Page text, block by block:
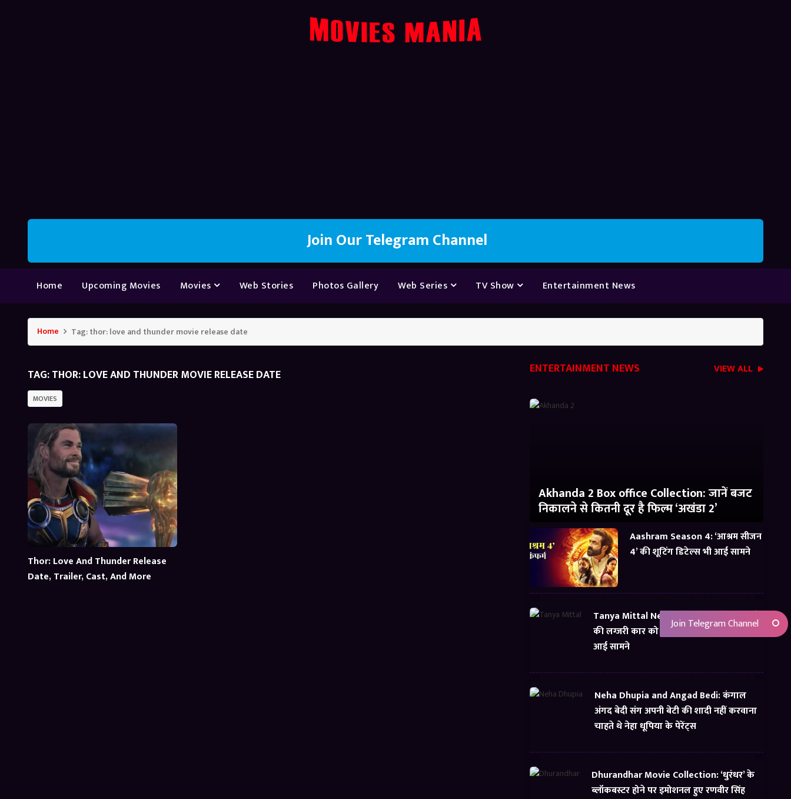
Join Our Telegram Channel
Home Upcoming Movies Movies Web Stories Photos Gallery Web Series TV Show Entertainment News
Home Tag:thor: love and thunder movie release date
TAG:THOR: LOVE AND THUNDER MOVIE RELEASE DATE
MOVIES
Thor: Love And Thunder Release
Date, Trailer, Cast, And More
ENTERTAINMENT NEWS VIEW ALL
Akhanda 2 Box office Collection: जानें बजट
निकालने से कितनी दूर है फिल्म ‘अखंडा 2’
Aashram Season 4: ‘आश्रम सीजन
4’ की शूटिंग डिटेल्स भी आई सामने
Tanya Mittal Net Worth: तान्या मित्तल भाड़े
की लग्जरी कार को बता रही थी अपना, यूं सच्चाई
आई सामने
Neha Dhupia and Angad Bedi: कंगाल
अंगद बेदी संग अपनी बेटी की शादी नहीं करवाना
चाहते थे नेहा धूपिया के पेरेंट्स
Dhurandhar Movie Collection: ‘धुरंधर’ के
ब्लॉकबस्टर होने पर इमोशनल हुए रणवीर सिंह
Join Telegram Channel